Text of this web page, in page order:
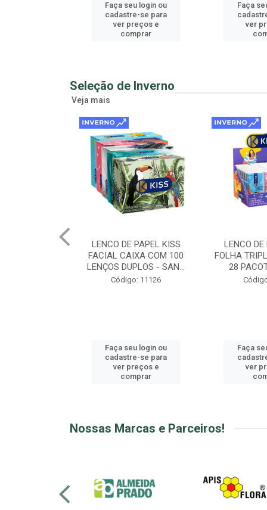
Faça seu login ou
cadastre-se para
ver preços e
comprar
Faça
ver
Seleção de Inverno
Veja mais
LENCO DE PAPEL KISS
FOLHA TRIPLA DISPLAY C/
28 PACOTES C/ 10...
Código: 11127
Faça seu login ou
cadastre-se para
ver preços e
comprar
MANTEIGA
CUPUAÇU
3G -
Faça
ver
Nossas Marcas e Parceiros!